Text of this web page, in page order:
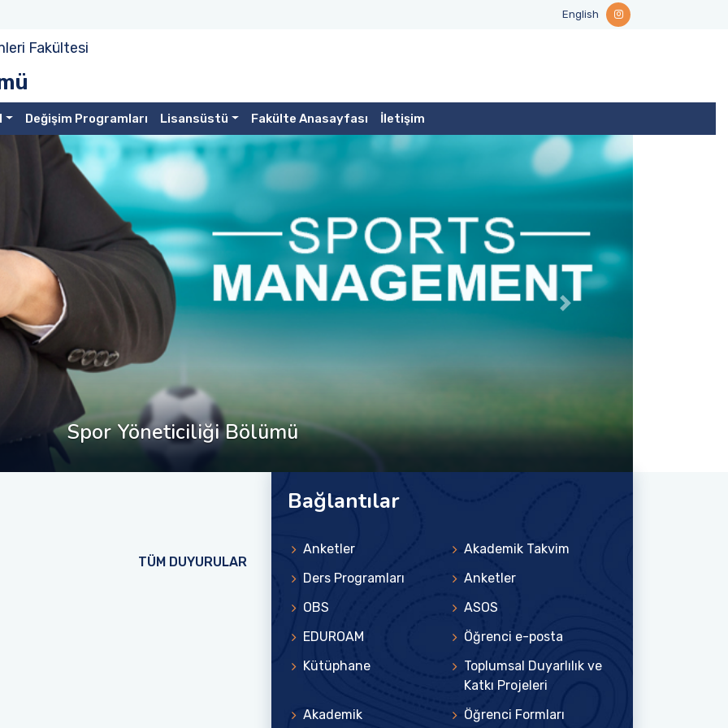
English
Fakültesi
Değişim Programları Lisansüstü Fakülte Anasayfası İletişim
Spor Yöneticiliği Bölümü
TÜM DUYURULAR
Bağlantılar
Anketler
Akademik Takvim
Ders Programları
Anketler
OBS
ASOS
EDUROAM
Öğrenci e-posta
Kütüphane
Toplumsal Duyarlılık ve
Katkı Projeleri
Akademik
Öğrenci Formları